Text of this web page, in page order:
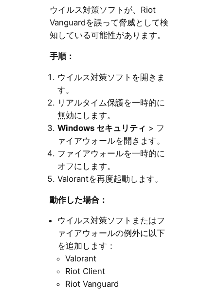
ウイルス対策ソフトが、Riot
Vanguardを誤って脅威として検
知している可能性があります。
手順：
ウイルス対策ソフトを開きま
す。
リアルタイム保護を一時的に
無効にします。
Windows セキュリティ > フ
ァイアウォールを開きます。
ファイアウォールを一時的に
オフにします。
Valorantを再度起動します。
動作した場合：
ウイルス対策ソフトまたはフ
ァイアウォールの例外に以下
を追加します：
Valorant
Riot Client
Riot Vanguard